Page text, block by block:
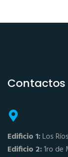
Contactos
Edificio 1:Los
Edificio 2:1ro de